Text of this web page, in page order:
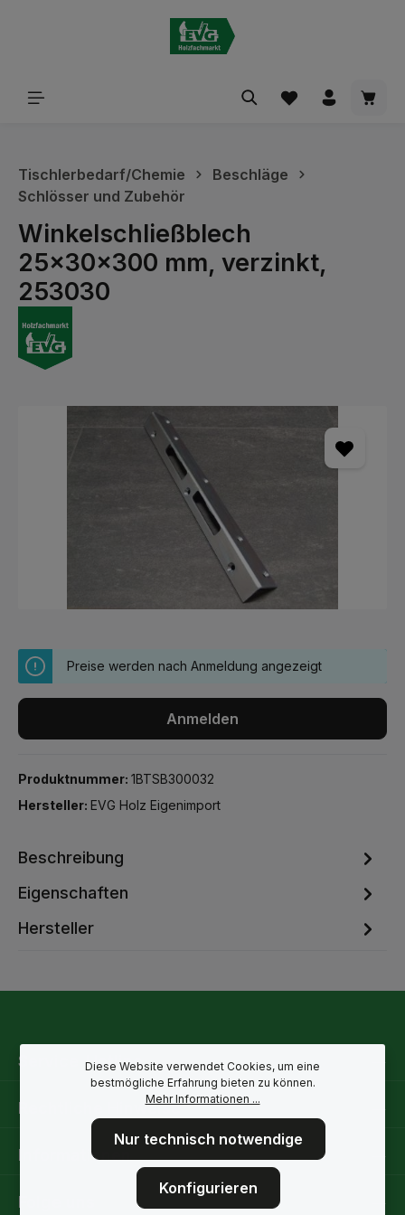
Tischlerbedarf/Chemie
Beschläge
Schlösser und Zubehör
Winkelschließblech
25x30x300 mm, verzinkt,
253030
Bildergalerie überspringen
Preise werden nach Anmeldung angezeigt
Anmelden
Produktnummer: 1BTSB300032
Hersteller: EVG Holz Eigenimport
Beschreibung
Eigenschaften
Hersteller
Service-Hotline
Rechtliche Hinweise
Informationen
Folge uns
Diese Website verwendet Cookies, um eine
bestmögliche Erfahrung bieten zu können.
Mehr Informationen ...
Nur technisch notwendige
Konfigurieren